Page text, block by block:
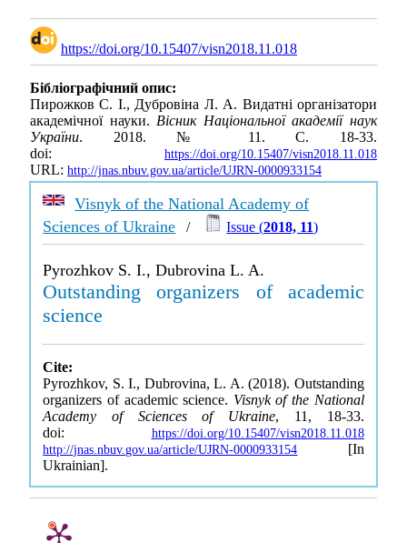
https://doi.org/10.15407/visn2018.11.018
Бібліографічний опис:
Пирожков С. І., Дубровіна Л. А. Видатні організатори
академічної науки.Вісник Національної академії наук
України. 2018. № 11. С. 18-33.
doi: https://doi.org/10.15407/visn2018.11.018
URL: http://jnas.nbuv.gov.ua/article/UJRN-0000933154
Visnyk of the National Academy of
Sciences of Ukraine / Issue (2018, 11)
Pyrozhkov S. I., Dubrovina L. A.
Outstanding organizers of academic
science
Cite:
Pyrozhkov, S. I., Dubrovina, L. A. (2018). Outstanding
organizers of academic science. Visnyk of the National
Academy of Sciences of Ukraine, 11, 18-33.
doi: https://doi.org/10.15407/visn2018.11.018
http://jnas.nbuv.gov.ua/article/UJRN-0000933154 [In
Ukrainian].